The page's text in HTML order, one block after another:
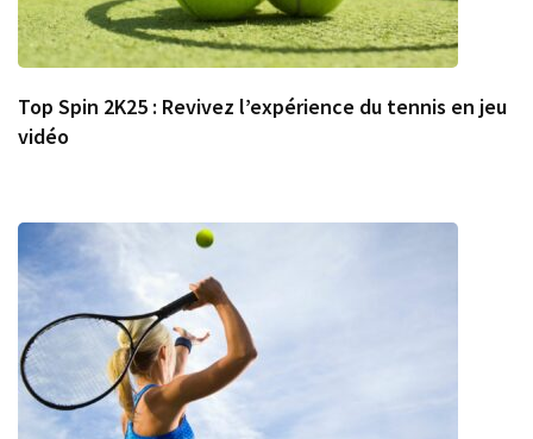
Top Spin 2K25 : Revivez l’expérience du tennis en jeu
vidéo